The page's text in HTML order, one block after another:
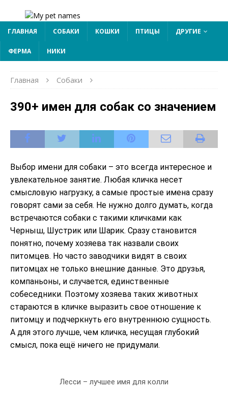
ГЛАВНАЯ СОБАКИ КОШКИ ПТИЦЫ ДРУГИЕ
ФЕРМА НИКИ
Главная Собаки
390+ имен для собак со значением
Выбор имени для собаки – это всегда интересное и
увлекательное занятие. Любая кличка несет
смысловую нагрузку, а самые простые имена сразу
говорят сами за себя. Не нужно долго думать, когда
встречаются собаки с такими кличками как
Черныш, Шустрик или Шарик. Сразу становится
понятно, почему хозяева так назвали своих
питомцев. Но часто заводчики видят в своих
питомцах не только внешние данные. Это друзья,
компаньоны, и случается, единственные
собеседники. Поэтому хозяева таких животных
стараются в кличке выразить свое отношение к
питомцу и подчеркнуть его внутреннюю сущность.
А для этого лучше, чем кличка, несущая глубокий
смысл, пока ещё ничего не придумали.
Лесси – лучшее имя для колли